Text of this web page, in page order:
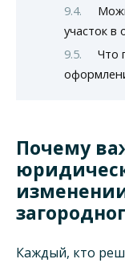
участок в
Что
Почему
Каждый, кто